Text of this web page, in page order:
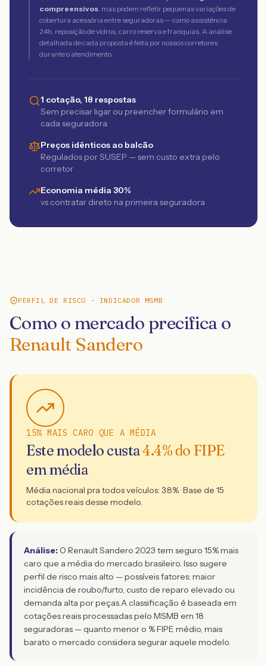
compreensivos, mas podem refletir pequenas variações de
cobertura acessória entre seguradoras — como assistência
24h, reposição de vidros, carro reserva e franquias. A análise
detalhada de cada proposta é feita por nossos corretores
durante o atendimento.
1 cotação, 18 respostas
Sem precisar ligar ou preencher formulário em
cada seguradora
Preços idênticos ao balcão
Regulados por SUSEP — sem custo extra pelo
corretor
Economia média 30%
vs contratar direto na primeira seguradora
PERFIL DE RISCO · INDICADOR MSMB
Como o mercado precifica o
Renault Sandero
15% MAIS CARO QUE A MÉDIA
Este modelo custa4.4% do FIPE
em média
Média nacional pra todos veículos: 3.8% · Base de 15
cotações reais desse modelo.
Análise: O Renault Sandero 2023 tem seguro 15% mais
caro que a média do mercado brasileiro. Isso sugere
perfil de risco mais alto — possíveis fatores: maior
incidência de roubo/furto, custo de reparo elevado ou
demanda alta por peças.A classificação é baseada em
cotações reais processadas pelo MSMB em 18
seguradoras — quanto menor o % FIPE médio, mais
barato o mercado considera segurar aquele modelo.